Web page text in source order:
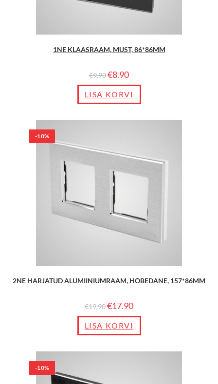
1NE KLAASRAAM, MUST, 86*86MM
€9.90€8.90
LISA KORVI
-10%
2NE HARJATUD ALUMIINIUMRAAM, HÕBEDANE, 157*86MM
€19.90€17.90
LISA KORVI
-10%